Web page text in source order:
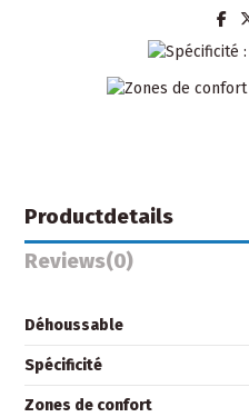
Productdetails
Reviews(0)
Déhoussable
Spécificité
Zones de confort